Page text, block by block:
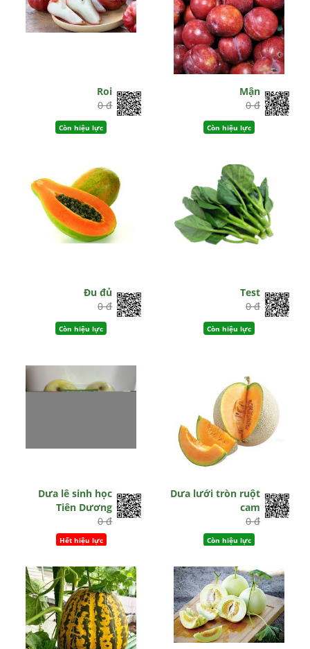
Roi
0 đ
Còn hiệu lực
Mận
0 đ
Còn hiệu lực
Đu đủ
0 đ
Còn hiệu lực
Test
0 đ
Còn hiệu lực
Dưa lê sinh học
Tiên Dương
0 đ
Hết hiệu lực
Dưa lưới tròn ruột
cam
0 đ
Còn hiệu lực